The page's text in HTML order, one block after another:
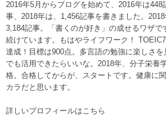
2016年5月からブログを始めて、2016年は448
事、2018年は、1,456記事を書きました。2018
3,184記事。「書くのが好き」の成せるワザで
続けています。もはやライフワーク！
達成！目標は900点。多言語の勉強に楽しさ
でも活用できたらいいな。2018年、分子栄養
格。合格してからが、スタートです。健康に
カラだと思います。
詳しいプロフィールはこちら